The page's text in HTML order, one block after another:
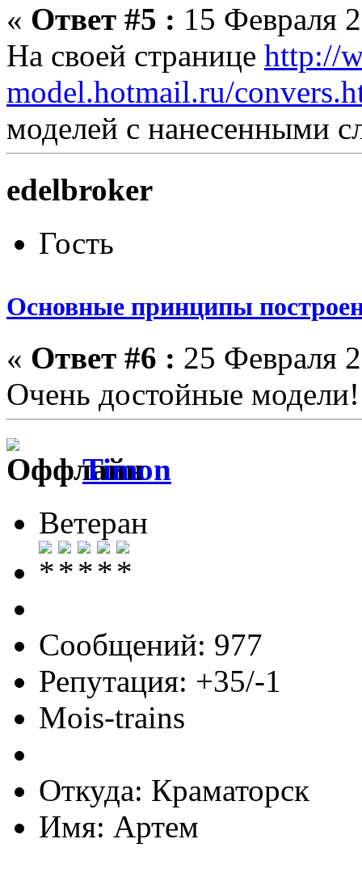
« Ответ #5 : 15 Февраля
На своей странице http://
model.hotmail.ru/
моделей с нанесенными
edelbroker
Гость
Основные принципы
« Ответ #6 : 25 Февраля
Очень достойные
Timon
Ветеран
Сообщений: 977
Репутация: +35/-1
Mois-trains
Откуда: Краматорск
Имя: Артем